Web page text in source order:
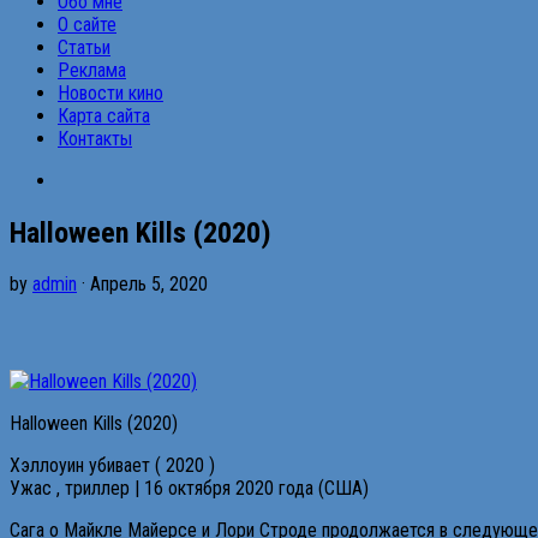
О сайте
Статьи
Реклама
Новости кино
Карта сайта
Контакты
Halloween Kills (2020)
by admin · Апрель 5, 2020
Halloween Kills (2020)
Хэллоуин убивает ( 2020 )
Ужас , триллер | 16 октября 2020 года (США)
Сага о Майкле Майерсе и Лори Строде продолжается в